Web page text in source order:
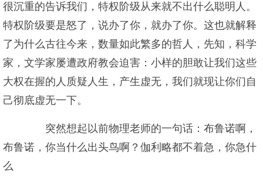
很沉重的告诉我们，特权阶级从来就不出什么聪明人。
特权阶级要是怒了，说办了你，就办了你。这也就解释
了为什么古往今来，数量如此繁多的哲人，先知，科学
家，文学家屡遭政府教会迫害：小样的胆敢让我们这些
大权在握的人质疑人生，产生虚无，我们就现让你们自
己彻底虚无一下。
突然想起以前物理老师的一句话：布鲁诺啊，
布鲁诺，你当什么出头鸟啊？伽利略都不着急，你急什
么